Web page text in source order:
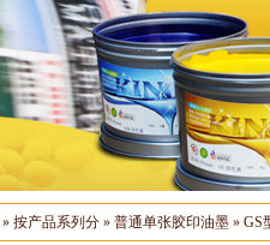
» 按产品系列分 » 普通单张胶印油墨 » GS